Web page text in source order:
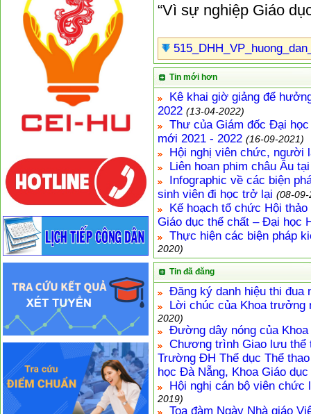
“Vì sự nghiệp Giáo
Tin mới hơn
Kê khai giờ giảng để
2022 (13-04-2022)
Thư của Giám đốc Đại
mới 2021 - 2022 (16-09-2021)
Hội nghị viên chức, người
Liên hoan phim châu Âu
Infographic về các biện
sinh viên đi học trở lại (08-09-
Kế hoạch tổ chức Hội
Giáo dục thể chất – Đại học
Thực hiện các biện pháp
2020)
Tin đã đăng
Đăng ký danh hiệu thi đua
Lời chúc của Khoa trưởng
2020)
Đường dây nóng của
Chương trình Giao lưu thể
Trường ĐH Thể dục Thể
học Đà Nẵng, Khoa Giáo
Hội nghị cán bộ viên chức
2019)
Toạ đàm Ngày Nhà giáo